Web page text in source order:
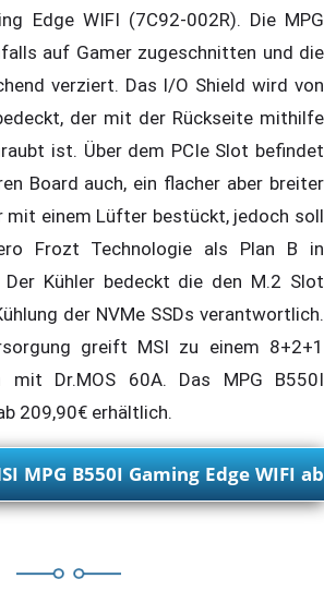
Edge WIFI (7C92-002R). Die MPG
auf Gamer zugeschnitten und die
verziert. Das I/O Shield wird von
der mit der Rückseite mithilfe
ist. Über dem PCIe Slot befindet
Board auch, ein flacher aber breiter
mit einem Lüfter bestückt, jedoch soll
Frozt Technologie als Plan B in
Der Kühler bedeckt die den M.2 Slot
der NVMe SSDs verantwortlich.
greift MSI zu einem 8+2+1
mit Dr.MOS 60A. Das MPG B550I
209,90€ erhältlich.
MPG B550I Gaming Edge WIFI ab